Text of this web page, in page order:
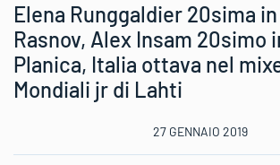
Elena Runggaldier 20sima in
Rasnov, Alex Insam 20simo
Planica, Italia ottava nel
Mondiali jr di Lahti
27 GENNAIO 2019